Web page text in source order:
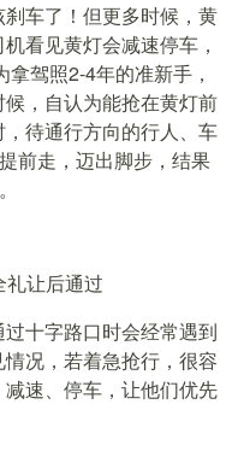
车了！但更多时候，黄
看见黄灯会减速停车，
驾照2-4年的准新手，
，自认为能抢在黄灯前
待通行方向的行人、车
前走，迈出脚步，结果
礼让后通过
十字路口时会经常遇到
况，若着急抢行，很容
速、停车，让他们优先